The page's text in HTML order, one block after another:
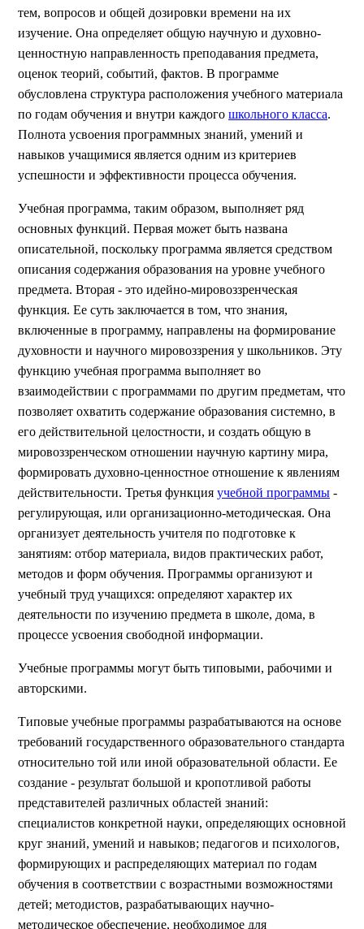
тем, вопросов и общей дозировки времени на их
изучение. Она определяет общую научную и духовно-
ценностную направленность преподавания предмета,
оценок теорий, событий, фактов. В программе
обусловлена структура расположения учебного материала
по годам обучения и внутри каждого школьного класса.
Полнота усвоения программных знаний, умений и
навыков учащимися является одним из критериев
успешности и эффективности процесса обучения.
Учебная программа, таким образом, выполняет ряд
основных функций. Первая может быть названа
описательной, поскольку программа является средством
описания содержания образования на уровне учебного
предмета. Вторая - это идейно-мировоззренческая
функция. Ее суть заключается в том, что знания,
включенные в программу, направлены на формирование
духовности и научного мировоззрения у школьников. Эту
функцию учебная программа выполняет во
взаимодействии с программами по другим предметам, что
позволяет охватить содержание образования системно, в
его действительной целостности, и создать общую в
мировоззренческом отношении научную картину мира,
формировать духовно-ценностное отношение к явлениям
действительности. Третья функция учебной программы -
регулирующая, или организационно-методическая. Она
организует деятельность учителя по подготовке к
занятиям: отбор материала, видов практических работ,
методов и форм обучения. Программы организуют и
учебный труд учащихся: определяют характер их
деятельности по изучению предмета в школе, дома, в
процессе усвоения свободной информации.
Учебные программы могут быть типовыми, рабочими и
авторскими.
Типовые учебные программы разрабатываются на основе
требований государственного образовательного стандарта
относительно той или иной образовательной области. Ее
создание - результат большой и кропотливой работы
представителей различных областей знаний:
специалистов конкретной науки, определяющих основной
круг знаний, умений и навыков; педагогов и психологов,
формирующих и распределяющих материал по годам
обучения в соответствии с возрастными возможностями
детей; методистов, разрабатывающих научно-
методическое обеспечение, необходимое для